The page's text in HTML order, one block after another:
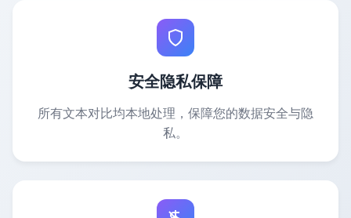
安全隐私保障
所有文本对比均本地处理，保障您的数据安全与隐
私。